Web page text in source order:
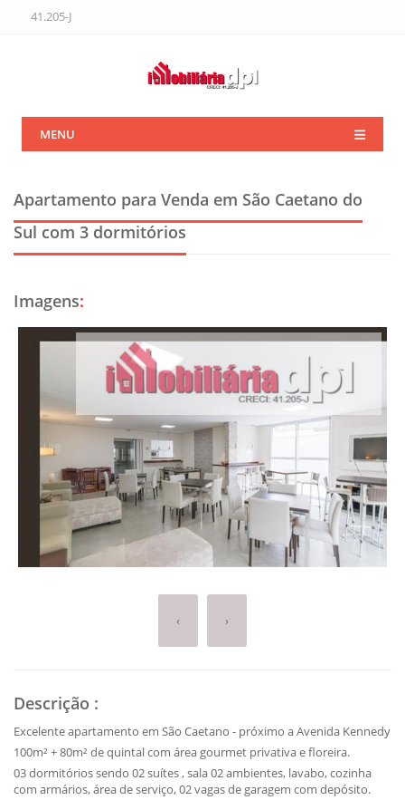
41.205-J
MENU
Apartamento para Venda em São Caetano do
Sul com 3 dormitórios
Imagens:
‹ ›
Descrição :
Excelente apartamento em São Caetano - próximo a Avenida Kennedy
100m² + 80m² de quintal com área gourmet privativa e floreira.
03 dormitórios sendo 02 suítes , sala 02 ambientes, lavabo, cozinha
com armários, área de serviço, 02 vagas de garagem com depósito.